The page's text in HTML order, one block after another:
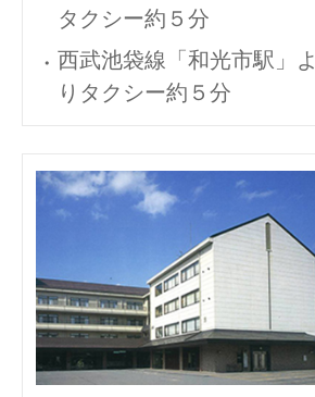
タクシー約５分
西武池袋線「和光市駅」よ
りタクシー約５分